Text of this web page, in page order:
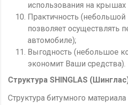
использования на
Практичность
позволяет осуществлять
автомобиле);
Выгодность (небольшое
экономит Ваши средства).
Структура SHINGLAS
Структура битумного